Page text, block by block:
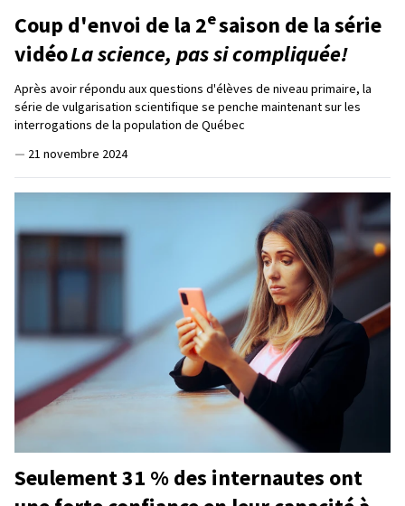
Coup d'envoi de la 2esaison de la série
vidéoLa science, pas si compliquée!
Après avoir répondu aux questions d'élèves de niveau primaire, la
série de vulgarisation scientifique se penche maintenant sur les
interrogations de la population de Québec
— 21 novembre 2024
Seulement 31 % des internautes ont